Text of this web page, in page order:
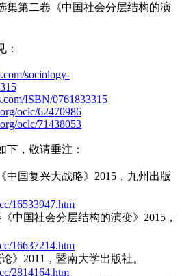
集第二卷《中国社会分层结构的演
：
sociology-
ISBN/0761833315
oclc/62470986
oclc/71438053
下，敬请垂注：
中国复兴大战略》2015，九州出版
16533947.htm
中国社会分层结构的演变》2015，
16637214.htm
》2011，暨南大学出版社。
2814164.htm